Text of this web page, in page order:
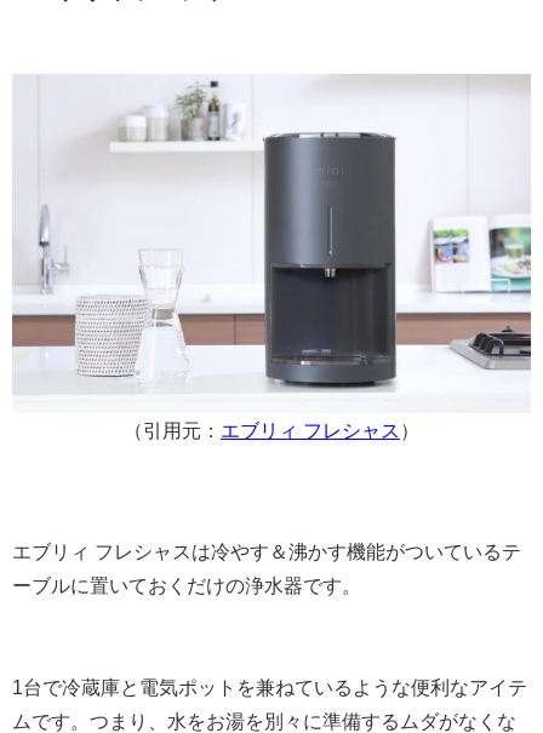
（引用元： エブリィ フレシャス ）
エブリィ フレシャスは冷やす＆沸かす機能がついているテ
ーブルに置いておくだけの浄水器です。
1台で冷蔵庫と電気ポットを兼ねているような便利なアイテ
ムです。つまり、水をお湯を別々に準備するムダがなくな